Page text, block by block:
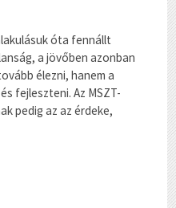
óta fennállt
a jövőben azonban
élezni, hanem a
fejleszteni. Az MSZT-
pedig az az érdeke,